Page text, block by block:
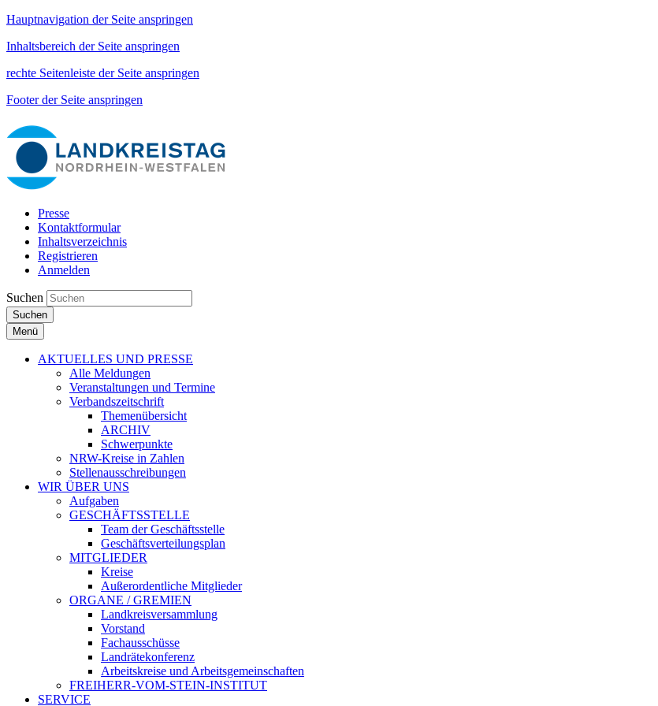
Hauptnavigation der Seite anspringen
Inhaltsbereich der Seite anspringen
rechte Seitenleiste der Seite anspringen
Footer der Seite anspringen
Presse
Kontaktformular
Inhaltsverzeichnis
Registrieren
Anmelden
Suchen
Suchen
Menü
AKTUELLES UND PRESSE
Alle Meldungen
Veranstaltungen und Termine
Verbandszeitschrift
Themenübersicht
ARCHIV
Schwerpunkte
NRW-Kreise in Zahlen
Stellenausschreibungen
WIR ÜBER UNS
Aufgaben
GESCHÄFTSSTELLE
Team der Geschäftsstelle
Geschäftsverteilungsplan
MITGLIEDER
Kreise
Außerordentliche Mitglieder
ORGANE / GREMIEN
Landkreisversammlung
Vorstand
Fachausschüsse
Landrätekonferenz
Arbeitskreise und Arbeitsgemeinschaften
FREIHERR-VOM-STEIN-INSTITUT
SERVICE